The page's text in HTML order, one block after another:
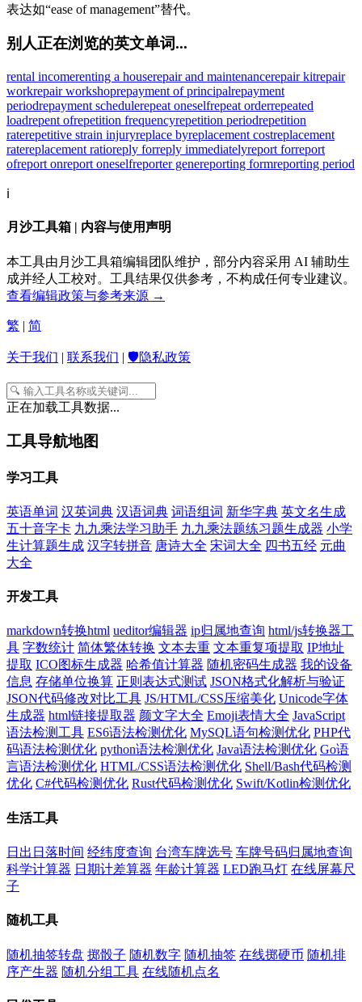
表达如“ease of management”替代。
别人正在浏览的英文单词...
rental incomerenting a houserepair and maintenancerepair kitrepair
workrepair workshoprepayment of principalrepayment
periodrepayment schedulerepeat oneselfrepeat orderrepeated
loadrepent ofrepetition frequencyrepetition periodrepetition
raterepetitive strain injuryreplace byreplacement costreplacement
ratereplacement ratioreply forreply immediatelyreport forreport
ofreport onreport oneselfreporter genereporting formreporting period
ℹ️
月沙工具箱 | 内容与使用声明
本工具由月沙工具箱编辑团队维护，部分内容采用 AI 辅助生
成并经人工校对。工具结果仅供参考，不构成任何专业建议。
查看编辑政策与参考来源 →
繁 | 简
关于我们 | 联系我们 | 🛡️隐私政策
正在加载工具数据...
工具导航地图
学习工具
英语单词 汉英词典 汉语词典 词语组词 新华字典 英文名生成
五十音字卡 九九乘法学习助手 九九乘法题练习题生成器 小学
生计算题生成 汉字转拼音 唐诗大全 宋词大全 四书五经 元曲
大全
开发工具
markdown转换html ueditor编辑器 ip归属地查询 html/js转换器工
具 字数统计 简体繁体转换 文本去重 文本重复项提取 IP地址
提取 ICO图标生成器 哈希值计算器 随机密码生成器 我的设备
信息 存储单位换算 正则表达式测试 JSON格式化解析与验证
JSON代码修改对比工具 JS/HTML/CSS压缩美化 Unicode字体
生成器 html链接提取器 颜文字大全 Emoji表情大全 JavaScript
语法检测工具 ES6语法检测优化 MySQL语句检测优化 PHP代
码语法检测优化 python语法检测优化 Java语法检测优化 Go语
言语法检测优化 HTML/CSS语法检测优化 Shell/Bash代码检测
优化 C#代码检测优化 Rust代码检测优化 Swift/Kotlin检测优化
生活工具
日出日落时间 经纬度查询 台湾车牌选号 车牌号码归属地查询
科学计算器 日期计差算器 年龄计算器 LED跑马灯 在线屏幕尺
子
随机工具
随机抽签转盘 掷骰子 随机数字 随机抽签 在线掷硬币 随机排
序产生器 随机分组工具 在线随机点名